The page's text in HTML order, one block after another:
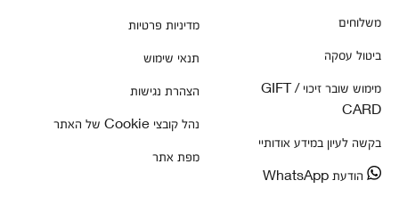
משלוחים
ביטול עסקה
מימוש שובר זיכוי / GIFT
CARD
בקשה לעיון במידע אודותיי
הודעת WhatsApp
מדיניות פרטיות
תנאי שימוש
הצהרת נגישות
נהל קובצי Cookie של האתר
מפת אתר